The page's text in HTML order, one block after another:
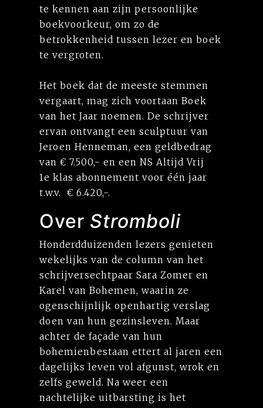
te kennen aan zijn persoonlijke
boekvoorkeur, om zo de
betrokkenheid tussen lezer en boek
te vergroten.
Het boek dat de meeste stemmen
vergaart, mag zich voortaan Boek
van het Jaar noemen. De schrijver
ervan ontvangt een sculptuur van
Jeroen Henneman, een geldbedrag
van € 7.500,- en een NS Altijd Vrij
1e klas abonnement voor één jaar
t.w.v. € 6.420,-.
Over Stromboli
Honderdduizenden lezers genieten
wekelijks van de column van het
schrijversechtpaar Sara Zomer en
Karel van Bohemen, waarin ze
ogenschijnlijk openhartig verslag
doen van hun gezinsleven. Maar
achter de façade van hun
bohemienbestaan ettert al jaren een
dagelijks leven vol afgunst, wrok en
zelfs geweld. Na weer een
nachtelijke uitbarsting is het